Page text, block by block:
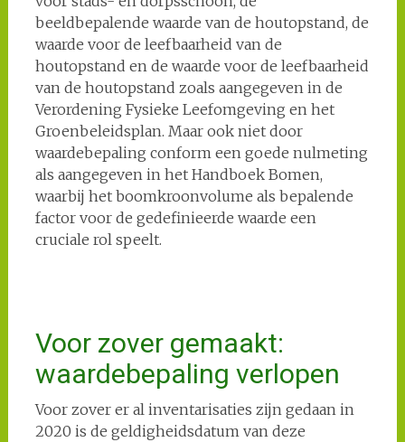
beeldbepalende waarde van de houtopstand, de
waarde voor de leefbaarheid van de
houtopstand en de waarde voor de leefbaarheid
van de houtopstand zoals aangegeven in de
Verordening Fysieke Leefomgeving en het
Groenbeleidsplan. Maar ook niet door
waardebepaling conform een goede nulmeting
als aangegeven in het Handboek Bomen,
waarbij het boomkroonvolume als bepalende
factor voor de gedefinieerde waarde een
cruciale rol speelt.
Voor zover gemaakt:
waardebepaling verlopen
Voor zover er al inventarisaties zijn gedaan in
2020 is de geldigheidsdatum van deze